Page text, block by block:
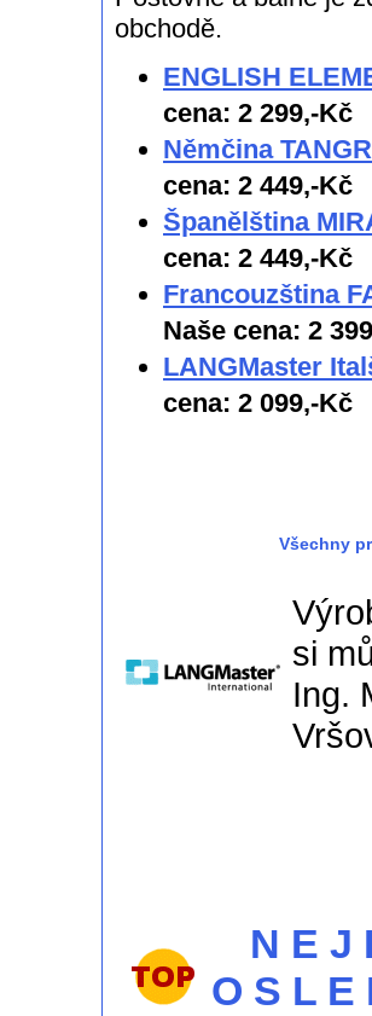
obchodě.
ENGLISH
cena: 2 299,-Kč
Němčina
cena: 2 449,-Kč
Španělština
cena: 2 449,-Kč
Francouzština
Naše cena: 2
LANGMaster
cena: 2 099,-Kč
Všechny
si
Ing.
N E
O S L